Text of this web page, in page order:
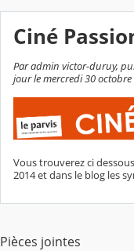
Ciné
Par admin victor-duruy,
jour le mercredi 30 octobre
Vous trouverez ci
2014 et dans le blog les
Pièces jointes